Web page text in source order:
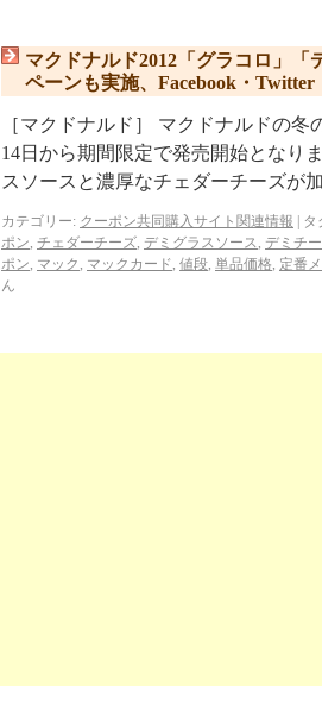
マクドナルド2012「グラコロ」
ペーンも実施、Facebook・
［マクドナルド］ マクドナルドの
14日から期間限定で発売開始となり
スソースと濃厚なチェダーチーズが
カテゴリー: クーポン共同購入サイト関連情報 タ
ポン, チェダーチーズ, デミグラスソース, デミチ
ポン, マック , マックカード, 値段, 単品価格, 定番
ん